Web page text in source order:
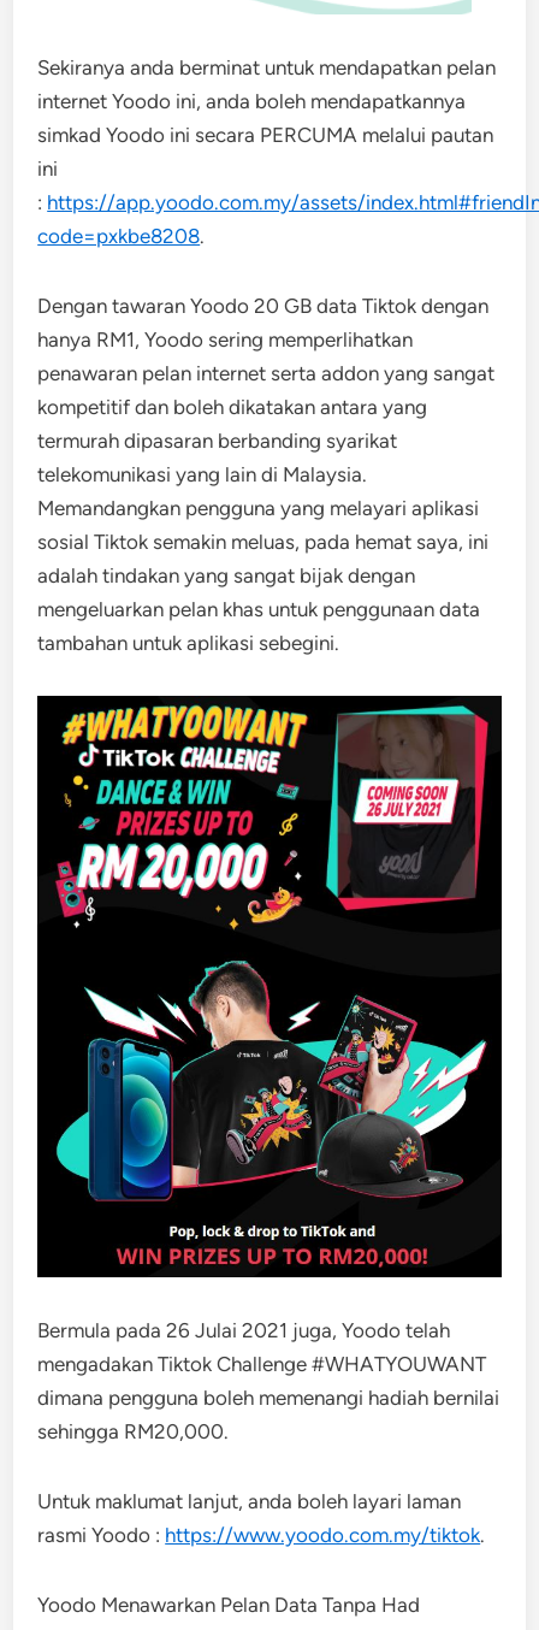
Sekiranya anda berminat untuk mendapatkan pelan
internet Yoodo ini, anda boleh mendapatkannya
simkad Yoodo ini secara PERCUMA melalui pautan
ini
: https://app.yoodo.com.my/assets/
code=pxkbe8208.
Dengan tawaran Yoodo 20 GB data Tiktok dengan
hanya RM1, Yoodo sering memperlihatkan
penawaran pelan internet serta addon yang sangat
kompetitif dan boleh dikatakan antara yang
termurah dipasaran berbanding syarikat
telekomunikasi yang lain di Malaysia.
Memandangkan pengguna yang melayari aplikasi
sosial Tiktok semakin meluas, pada hemat saya, ini
adalah tindakan yang sangat bijak dengan
mengeluarkan pelan khas untuk penggunaan data
tambahan untuk aplikasi sebegini.
Bermula pada 26 Julai 2021 juga, Yoodo telah
mengadakan Tiktok Challenge #WHATYOUWANT
dimana pengguna boleh memenangi hadiah bernilai
sehingga RM20,000.
Untuk maklumat lanjut, anda boleh layari laman
rasmi Yoodo : https://www.yoodo.com.my/tiktok.
Yoodo Menawarkan Pelan Data Tanpa Had